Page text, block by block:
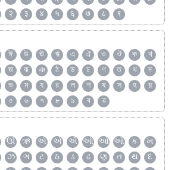
२ ३ ४ ५ ६ ७ ८ ९
ঈ উ ঊ ঋ এ ঐ ও ঔ ক
খ
জ ঝ ঞ ঠ ড ঢ ণ ত থ
দ
ভ ম য র ল শ ষ স হ
য়
৫ ৬ ৭ ৮ ৯ ৰ ৱ
ઊ ઋ ઍ એ ઐ ઑ ઓ ઔ ક
ખ
ઝ ઞ ટ ઠ ડ ઢ ણ ત થ
દ